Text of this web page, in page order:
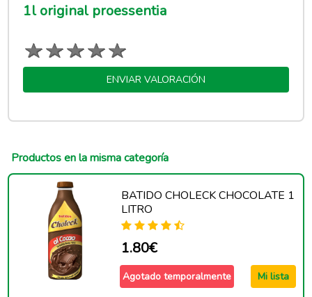
1l original proessentia
ENVIAR VALORACIÓN
Productos en la misma categoría
BATIDO CHOLECK CHOCOLATE 1
LITRO
1.80€
Agotado temporalmente Mi lista